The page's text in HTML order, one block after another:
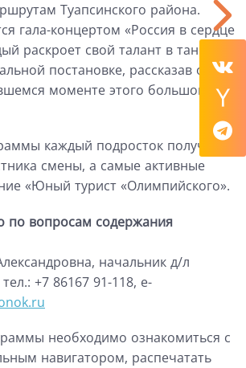
Туапсинского района.
гала-концертом «Россия в сердце
раскроет свой талант в танце,
постановке, рассказав о
моменте этого большого
каждый подросток получит
смены, а самые активные
«Юный турист «Олимпийского».
по вопросам содержания
начальник д/л
+7 86167 91-118, e-
необходимо ознакомиться с
навигатором, распечатать